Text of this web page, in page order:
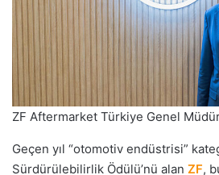
ZF Aftermarket Türkiye Genel
Geçen yıl “otomotiv endüstrisi”
Sürdürülebilirlik Ödülü’nü alan ZF,